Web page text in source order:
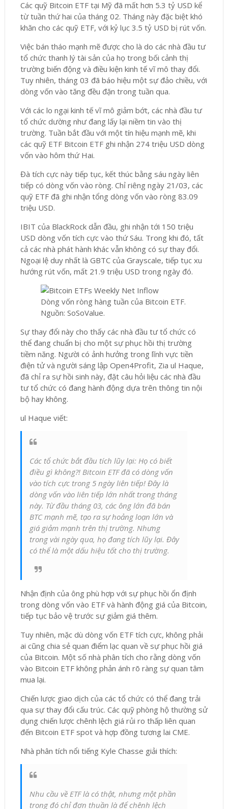
Các quỹ Bitcoin ETF tại Mỹ đã mất hơn 5.3 tỷ USD kể
từ tuần thứ hai của tháng 02. Tháng này đặc biệt khó
khăn cho các quỹ ETF, với kỷ lục 3.5 tỷ USD bị rút vốn.
Việc bán tháo mạnh mẽ được cho là do các nhà đầu tư
tổ chức thanh lý tài sản của họ trong bối cảnh thị
trường biến động và điều kiện kinh tế vĩ mô thay đổi.
Tuy nhiên, tháng 03 đã báo hiệu một sự đảo chiều, với
dòng vốn vào tăng đều đặn trong tuần qua.
Với các lo ngại kinh tế vĩ mô giảm bớt, các nhà đầu tư
tổ chức dường như đang lấy lại niềm tin vào thị
trường. Tuần bắt đầu với một tín hiệu mạnh mẽ, khi
các quỹ ETF Bitcoin ETF ghi nhận 274 triệu USD dòng
vốn vào hôm thứ Hai.
Đà tích cực này tiếp tục, kết thúc bằng sáu ngày liên
tiếp có dòng vốn vào ròng. Chỉ riêng ngày 21/03, các
quỹ ETF đã ghi nhận tổng dòng vốn vào ròng 83.09
triệu USD.
IBIT của BlackRock dẫn đầu, ghi nhận tới 150 triệu
USD dòng vốn tích cực vào thứ Sáu. Trong khi đó, tất
cả các nhà phát hành khác vẫn không có sự thay đổi.
Ngoại lệ duy nhất là GBTC của Grayscale, tiếp tục xu
hướng rút vốn, mất 21.9 triệu USD trong ngày đó.
Dòng vốn ròng hàng tuần của Bitcoin ETF.
Nguồn: SoSoValue.
Sự thay đổi này cho thấy các nhà đầu tư tổ chức có
thể đang chuẩn bị cho một sự phục hồi thị trường
tiềm năng. Người có ảnh hưởng trong lĩnh vực tiền
điện tử và người sáng lập Open4Profit, Zia ul Haque,
đã chỉ ra sự hồi sinh này, đặt câu hỏi liệu các nhà đầu
tư tổ chức có đang hành động dựa trên thông tin nội
bộ hay không.
ul Haque viết:
Các tổ chức bắt đầu tích lũy lại: Họ có biết
điều gì không?! Bitcoin ETF đã có dòng vốn
vào tích cực trong 5 ngày liên tiếp! Đây là
dòng vốn vào liên tiếp lớn nhất trong tháng
này. Từ đầu tháng 03, các ông lớn đã bán
BTC mạnh mẽ, tạo ra sự hoảng loạn lớn và
giá giảm mạnh trên thị trường. Nhưng
trong vài ngày qua, họ đang tích lũy lại. Đây
có thể là một dấu hiệu tốt cho thị trường.
Nhận định của ông phù hợp với sự phục hồi ổn định
trong dòng vốn vào ETF và hành động giá của Bitcoin,
tiếp tục bảo vệ trước sự giảm giá thêm.
Tuy nhiên, mặc dù dòng vốn ETF tích cực, không phải
ai cũng chia sẻ quan điểm lạc quan về sự phục hồi giá
của Bitcoin. Một số nhà phân tích cho rằng dòng vốn
vào Bitcoin ETF không phản ánh rõ ràng sự quan tâm
mua lại.
Chiến lược giao dịch của các tổ chức có thể đang trải
qua sự thay đổi cấu trúc. Các quỹ phòng hộ thường sử
dụng chiến lược chênh lệch giá rủi ro thấp liên quan
đến Bitcoin ETF spot và hợp đồng tương lai CME.
Nhà phân tích nổi tiếng Kyle Chasse giải thích:
Nhu cầu về ETF là có thật, nhưng một phần
trong đó chỉ đơn thuần là để chênh lệch